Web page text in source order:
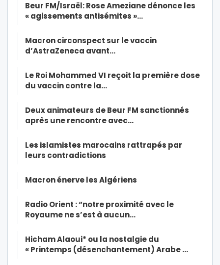
Beur FM/Israël: Rose Ameziane dénonce les
« agissements antisémites »…
Macron circonspect sur le vaccin
d’AstraZeneca avant…
Le Roi Mohammed VI reçoit la première dose
du vaccin contre la…
Deux animateurs de Beur FM sanctionnés
après une rencontre avec…
Les islamistes marocains rattrapés par
leurs contradictions
Macron énerve les Algériens
Radio Orient : “notre proximité avec le
Royaume ne s’est à aucun…
Hicham Alaoui* ou la nostalgie du
« Printemps (désenchantement) Arabe …